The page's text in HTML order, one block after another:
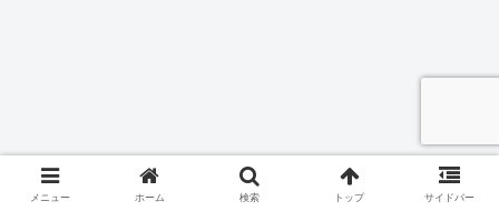
メニュー ホーム 検索 トップ サイドバー